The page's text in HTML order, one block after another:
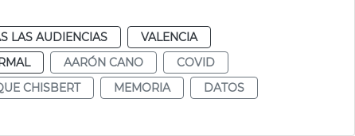
LAS AUDIENCIAS
VALENCIA
AARÓN CANO
COVID
CHISBERT MEMORIA
DATOS